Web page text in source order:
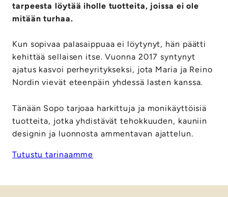
tarpeesta löytää iholle tuotteita, joissa ei ole
mitään turhaa.
Kun sopivaa palasaippuaa ei löytynyt, hän päätti
kehittää sellaisen itse. Vuonna 2017 syntynyt
ajatus kasvoi perheyritykseksi, jota Maria ja Reino
Nordin vievät eteenpäin yhdessä lasten kanssa.
Tänään Sopo tarjoaa harkittuja ja monikäyttöisiä
tuotteita, jotka yhdistävät tehokkuuden, kauniin
designin ja luonnosta ammentavan ajattelun.
Tutustu tarinaamme